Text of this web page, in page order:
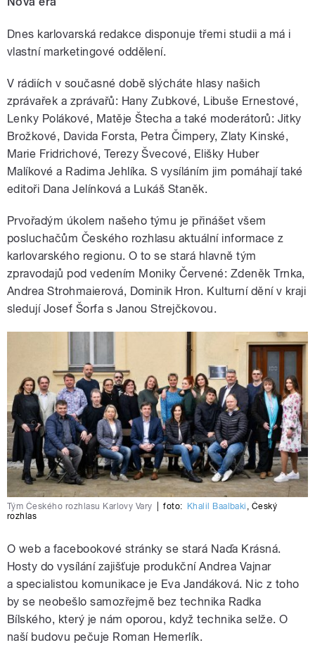
Dnes karlovarská redakce disponuje třemi studii a má i
vlastní marketingové oddělení.
V rádiích v současné době slýcháte hlasy našich
zprávařek a zprávařů: Hany Zubkové, Libuše Ernestové,
Lenky Polákové, Matěje Štecha a také moderátorů: Jitky
Brožkové, Davida Forsta, Petra Čimpery, Zlaty Kinské,
Marie Fridrichové, Terezy Švecové, Elišky Huber
Malíkové a Radima Jehlíka. S vysíláním jim pomáhají také
editoři Dana Jelínková a Lukáš Staněk.
Prvořadým úkolem našeho týmu je přinášet všem
posluchačům Českého rozhlasu aktuální informace z
karlovarského regionu. O to se stará hlavně tým
zpravodajů pod vedením Moniky Červené: Zdeněk Trnka,
Andrea Strohmaierová, Dominik Hron. Kulturní dění v kraji
sledují Josef Šorfa s Janou Strejčkovou.
Tým Českého rozhlasu Karlovy Vary foto: Khalil Baalbaki
Český
rozhlas
O web a facebookové stránky se stará Naďa Krásná.
Hosty do vysílání zajišťuje produkční Andrea Vajnar
a specialistou komunikace je Eva Jandáková. Nic z toho
by se neobešlo samozřejmě bez technika Radka
Bílského, který je nám oporou, když technika selže. O
naší budovu pečuje Roman Hemerlík.